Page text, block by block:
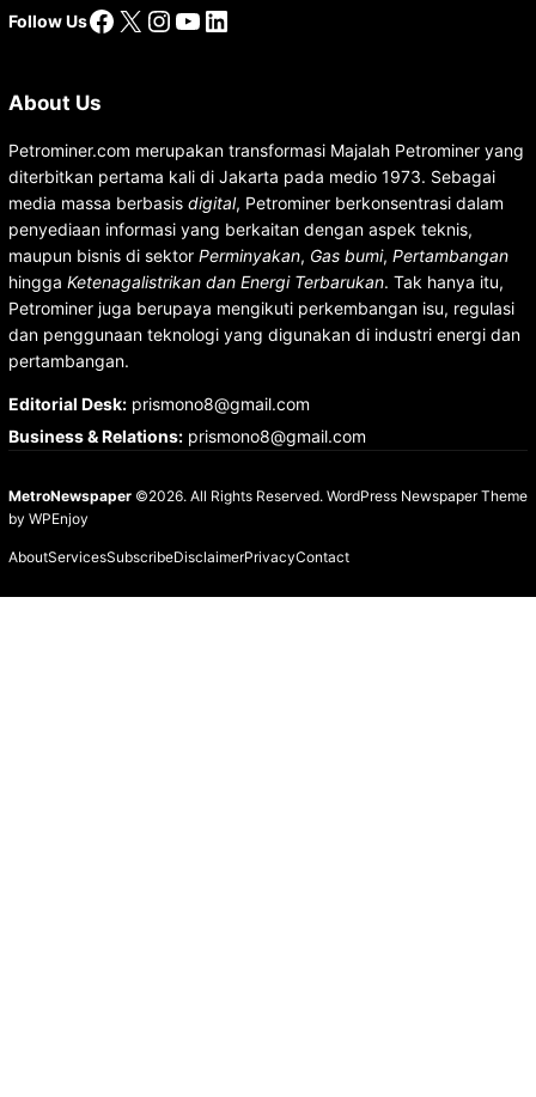
Follow UsFacebook
X Instagram
YouTube
LinkedIn
About Us
Petrominer.com merupakan transformasi Majalah Petrominer yang
diterbitkan pertama kali di Jakarta pada medio 1973. Sebagai
media massa berbasis digital, Petrominer berkonsentrasi dalam
penyediaan informasi yang berkaitan dengan aspek teknis,
maupun bisnis di sektor Perminyakan, Gas bumi, Pertambangan
hingga Ketenagalistrikan dan Energi Terbarukan. Tak hanya itu,
Petrominer juga berupaya mengikuti perkembangan isu, regulasi
dan penggunaan teknologi yang digunakan di industri energi dan
pertambangan.
Editorial Desk:prismono8@gmail.com
Business & Relations:prismono8@gmail.com
MetroNewspaper©2026. All Rights Reserved. WordPress Newspaper Theme
by WPEnjoy
AboutServicesSubscribeDisclaimerPrivacyContact